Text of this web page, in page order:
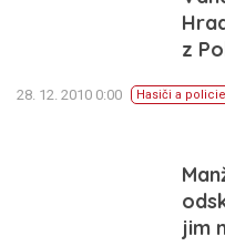
z
28. 12. 2010 0:00 Hasiči a policie
jim